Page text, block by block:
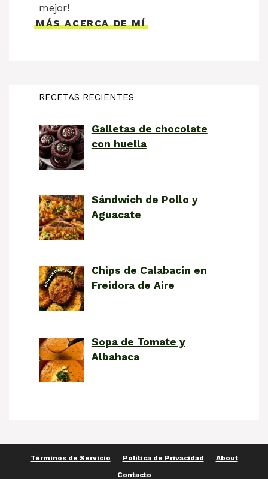
mejor!
MÁS ACERCA DE MÍ
RECETAS RECIENTES
Galletas de chocolate
con huella
Sándwich de Pollo y
Aguacate
Chips de Calabacín en
Freidora de Aire
Sopa de Tomate y
Albahaca
Términos de Servicio Política de Privacidad
About
Contacto